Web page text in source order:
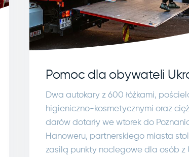
Pomoc dla obywateli
Dwa autokary z 600 łóżkami,
higieniczno-kosmetycznymi oraz
darów dotarły we wtorek do
Hanoweru, partnerskiego miasta
zasilą punkty noclegowe dla osób z